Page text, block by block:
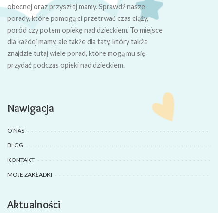
obecnej oraz przyszłej mamy. Sprawdź nasze
porady, które pomogą ci przetrwać czas ciąży,
poród czy potem opiekę nad dzieckiem. To miejsce
dla każdej mamy, ale także dla taty, który także
znajdzie tutaj wiele porad, które mogą mu się
przydać podczas opieki nad dzieckiem.
Nawigacja
O NAS
BLOG
KONTAKT
MOJE ZAKŁADKI
Aktualności